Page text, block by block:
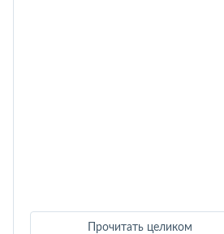
Прочитать целиком